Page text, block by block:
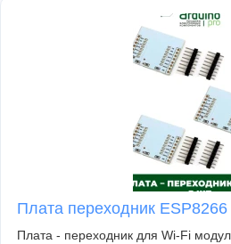
Плата переходник
Плата - переходник для Wi-Fi